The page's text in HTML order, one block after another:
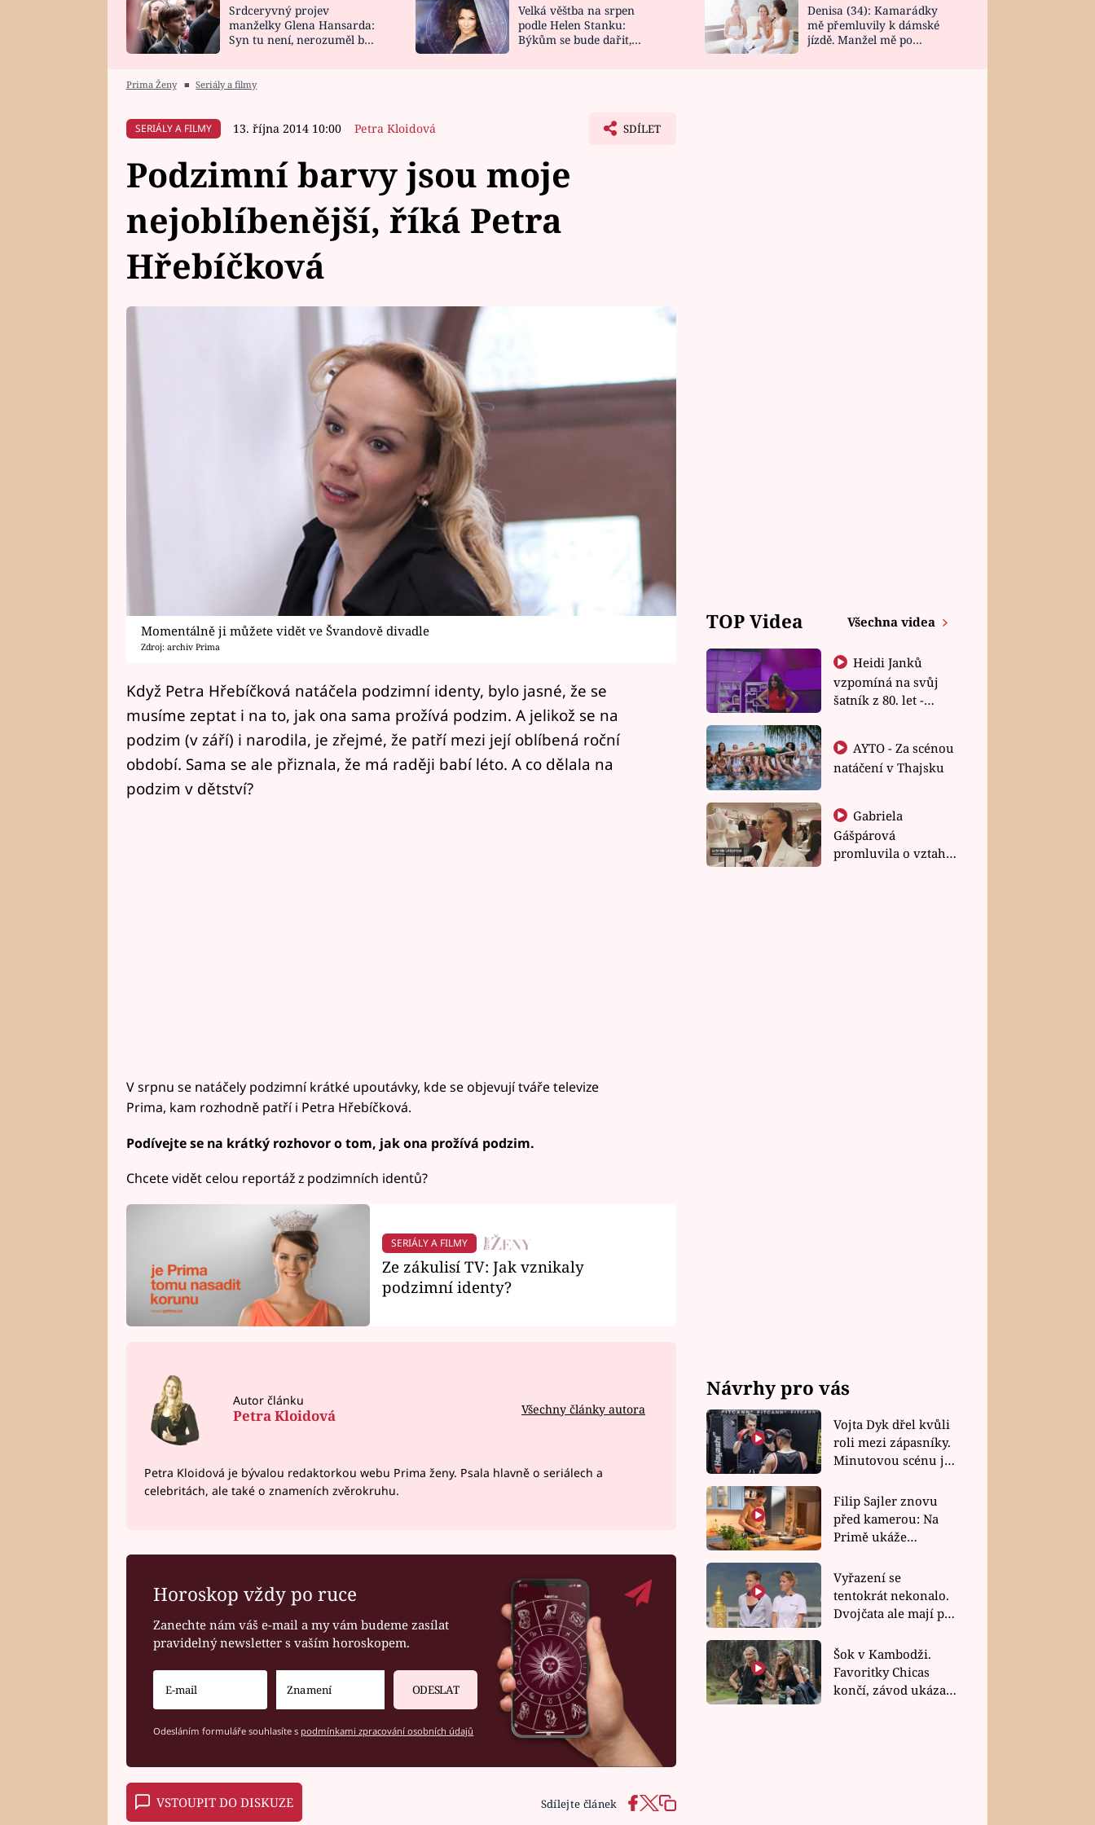
HOROSKOP NA
CELEBRITY
VAŘENÍ
NOVINKY
VIDEORECEPTY
DESIGN
Srdceryvný projev
manželky Glena Hansarda:
Syn tu není, nerozuměl by
Velká věštba na srpen
podle Helen Stanku:
Býkům se bude dařit,
Denisa (34): Kamarádky
mě přemluvily k dámské
jízdě. Manžel mě po
Prima Ženy ■ Seriály a filmy
SERIÁLY A FILMY 13. října 2014 10:00 Petra Kloidová SDÍLET
Podzimní barvy jsou moje
nejoblíbenější, říká Petra
Hřebíčková
Momentálně ji můžete vidět ve Švandově divadle
Zdroj: archiv Prima
Když Petra Hřebíčková natáčela podzimní identy, bylo jasné, že se
musíme zeptat i na to, jak ona sama prožívá podzim. A jelikož se na
podzim (v září) i narodila, je zřejmé, že patří mezi její oblíbená roční
období. Sama se ale přiznala, že má raději babí léto. A co dělala na
podzim v dětství?
V srpnu se natáčely podzimní krátké upoutávky, kde se objevují tváře televize
Prima, kam rozhodně patří i Petra Hřebíčková.
Podívejte se na krátký rozhovor o tom, jak ona prožívá podzim.
Chcete vidět celou reportáž z podzimních identů?
SERIÁLY A FILMY
Ze zákulisí TV: Jak vznikaly
podzimní identy?
Autor článku
Petra Kloidová Všechny články autora
Petra Kloidová je bývalou redaktorkou webu Prima ženy. Psala hlavně o seriálech a
celebritách, ale také o znameních zvěrokruhu.
Horoskop vždy po ruce
Zanechte nám váš e-mail a my vám budeme zasílat
pravidelný newsletter s vaším horoskopem.
ODESLAT
Odesláním formuláře souhlasíte s podmínkami zpracování osobních údajů
VSTOUPIT DO DISKUZE Sdílejte článek
TOP Videa Všechna videa
Heidi Janků
vzpomíná na svůj
šatník z 80. let -
natáčení v Thajsku
Gabriela
Gášpárová
promluvila o vztahu
Návrhy pro vás
Vojta Dyk dřel kvůli
roli mezi zápasníky.
Minutovou scénu jel
Filip Sajler znovu
před kamerou: Na
Primě ukáže
rychlé recepty
Vyřazení se
tentokrát nekonalo.
Dvojčata ale mají po
závodu nůž na krku
Šok v Kambodži.
Favoritky Chicas
končí, závod ukázal